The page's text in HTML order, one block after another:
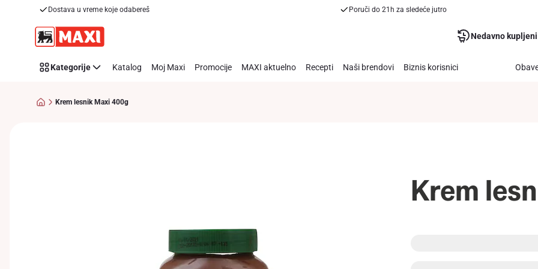
Dostava u vreme koje odabereš Poruči do 21h za sledeće jutro
Nedavno
Kategorije Katalog Moj Maxi Promocije MAXI aktuelno Recepti Naši brendovi Biznis korisnici
Krem lesnik Maxi 400g
Krem